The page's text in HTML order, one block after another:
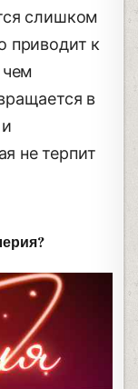
слишком
приводит к
чем
в
не терпит